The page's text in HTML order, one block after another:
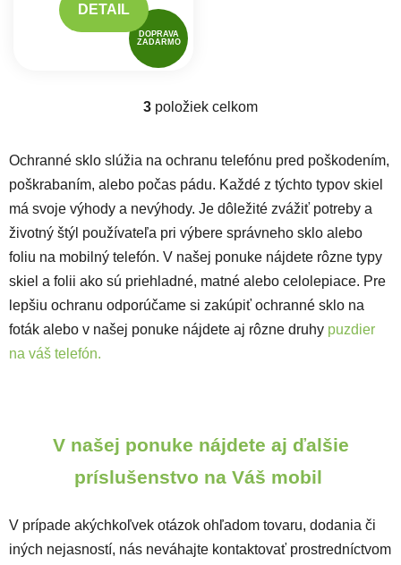
DOPRAVA
ZADARMO
DETAIL
Ovládacie prvky výpisu
3 položiek celkom
Ochranné sklo slúžia na ochranu telefónu pred poškodením,
poškrabaním, alebo počas pádu. Každé z týchto typov skiel
má svoje výhody a nevýhody. Je dôležité zvážiť potreby a
životný štýl používateľa pri výbere správneho sklo alebo
foliu na mobilný telefón. V našej ponuke nájdete rôzne typy
skiel a folii ako sú priehladné, matné alebo celolepiace. Pre
lepšiu ochranu odporúčame si zakúpiť ochranné sklo na
foták alebo v našej ponuke nájdete aj rôzne druhy puzdier
na váš telefón.
V našej ponuke nájdete aj ďalšie
príslušenstvo na Váš mobil
V prípade akýchkoľvek otázok ohľadom tovaru, dodania či
iných nejasností, nás neváhajte kontaktovať prostredníctvom